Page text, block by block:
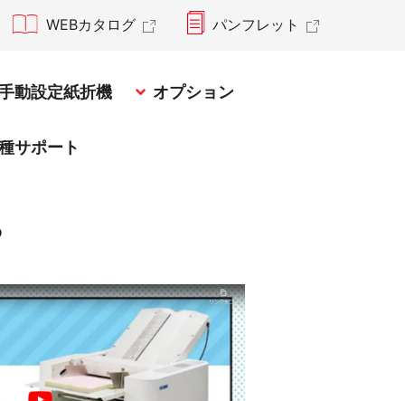
WEBカタログ パンフレット
動設定紙折機 オプション
サポート
対策商品